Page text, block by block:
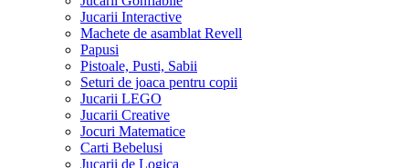
Jucarii Interactive
Machete de asamblat Revell
Papusi
Pistoale, Pusti, Sabii
Seturi de joaca pentru copii
Jucarii LEGO
Jucarii Creative
Jocuri Matematice
Carti Bebelusi
Jucarii de Logica